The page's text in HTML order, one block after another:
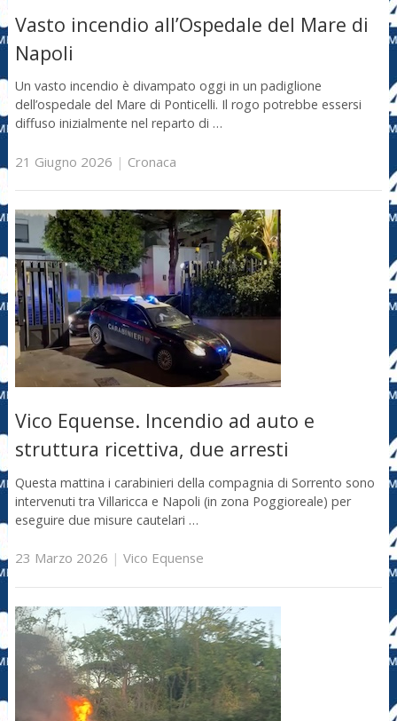
Vasto incendio all’Ospedale del Mare di
Napoli
Un vasto incendio è divampato oggi in un padiglione
dell’ospedale del Mare di Ponticelli. Il rogo potrebbe essersi
diffuso inizialmente nel reparto di …
21 Giugno 2026 | Cronaca
Vico Equense. Incendio ad auto e
struttura ricettiva, due arresti
Questa mattina i carabinieri della compagnia di Sorrento sono
intervenuti tra Villaricca e Napoli (in zona Poggioreale) per
eseguire due misure cautelari …
23 Marzo 2026 | Vico Equense